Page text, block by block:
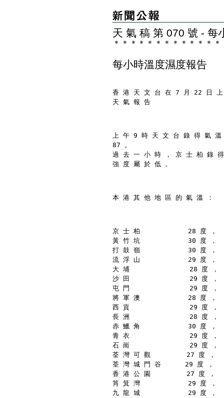
天 氣 稿 第 070 號 - 每
＊ ＊ ＊ ＊ ＊ ＊ ＊ ＊ ＊ ＊ ＊ ＊ ＊
每小時溫度濕度報告
香 港 天 文 台 在 7 月 22 日
天 氣 報 告
上 午 9 時 天 文 台 錄 得 氣
87 。
過 去 一 小 時 ， 京 士 柏 錄
強 度 屬 於 低 。
本 港 其 他 地 區 的 氣 溫 ：
京 士 柏            28 度 ，
黃 竹 坑            30 度 ，
打 鼓 嶺            30 度 ，
流 浮 山            29 度 ，
大 埔               28 度 ，
沙 田               29 度 ，
屯 門               29 度 ，
將 軍 澳            28 度 ，
西 貢               29 度 ，
長 洲               28 度 ，
赤 鱲 角            30 度 ，
青 衣               29 度 ，
石 崗               29 度 ，
荃 灣 可 觀         27 度 ，
荃 灣 城 門 谷      29 度 ，
香 港 公 園         27 度 ，
筲 箕 灣            29 度 ，
九 龍 城            29 度 ，